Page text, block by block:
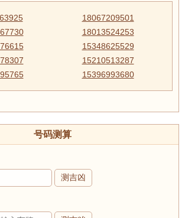
18067209501
18013524253
15348625529
15210513287
15396993680
号码测算
测吉凶